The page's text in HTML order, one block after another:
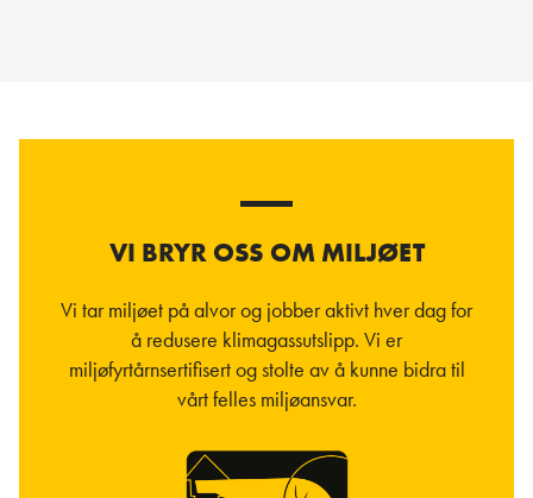
VI BRYR OSS OM MILJØET
Vi tar miljøet på alvor og jobber aktivt hver dag for
å redusere klimagassutslipp. Vi er
miljøfyrtårnsertifisert og stolte av å kunne bidra til
vårt felles miljøansvar.